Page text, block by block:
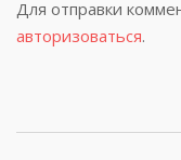
Для отправки
авторизоваться.